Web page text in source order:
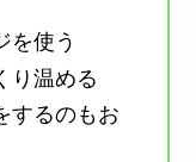
を使う
り温める
するのもお